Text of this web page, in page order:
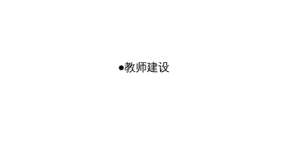
●教师建设